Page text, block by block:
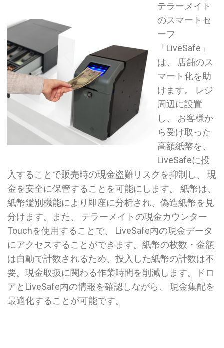
テラーメイト
のスマートセ
ーフ
「LiveSafe」
は、 店舗のス
マート化を助
けます。 レジ
周辺に設置
し、 お客様か
ら受け取った
高額紙幣を、
LiveSafeに投
入することで販売時の現金盗難リスクを抑制し、 現
金を安全に保管することを可能にします。 紙幣は、
紙幣鑑別機能により即座に分析され、偽造紙幣を見
分けます。また、 テラーメイトの現金カウンター
Touchを使用することで、 LiveSafe内の現金データ
にアクセスすることができます。紙幣の枚数・金額
は自動で計数されるため、投入した紙幣の計数は不
要。現金取扱に関わる作業時間を削減します。ドロ
アとLiveSafe内の情報を確認しながら、 現金集配を
最適化することが可能です。